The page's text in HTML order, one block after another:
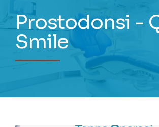
Prostodonsi -
Smile